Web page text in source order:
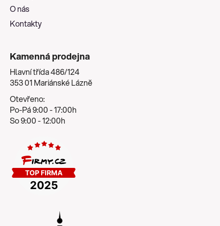
O nás
Kontakty
Kamenná prodejna
Hlavní třída 486/124
353 01 Mariánské Lázně
Otevřeno:
Po-Pá 9:00 - 17:00h
So 9:00 - 12:00h